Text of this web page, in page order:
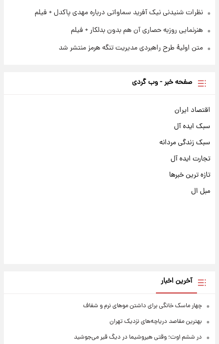
نظرات شنیدنی نیک آفرید سماواتی درباره مهدی پاکدل + فیلم
هنرنمایی روزبه حصاری آن هم بدون بدلکار + فیلم
متن اولیۀ طرح راهبردی مدیریت تنگه هرمز منتشر شد
صفحه خبر - وب گردی
اقتصاد ایران
سبک ایده آل
سبک زندگی مردانه
تجارت ایده آل
تازه ترین خبرها
مبل ال
آخرین اخبار
چهار ماسک خانگی برای داشتن موهای نرم و شفاف
بهترین مقاصد دریاچه‌های نزدیک تهران
در ششم اوت؛ وقتی هیروشیما در دیگ قیر می‌جوشید